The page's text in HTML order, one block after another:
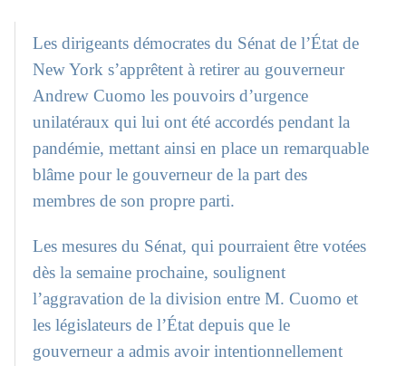
Les dirigeants démocrates du Sénat de l’État de
New York s’apprêtent à retirer au gouverneur
Andrew Cuomo les pouvoirs d’urgence
unilatéraux qui lui ont été accordés pendant la
pandémie, mettant ainsi en place un remarquable
blâme pour le gouverneur de la part des
membres de son propre parti.
Les mesures du Sénat, qui pourraient être votées
dès la semaine prochaine, soulignent
l’aggravation de la division entre M. Cuomo et
les législateurs de l’État depuis que le
gouverneur a admis avoir intentionnellement